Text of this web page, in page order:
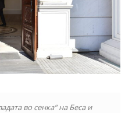
во сенка“ на Беса и